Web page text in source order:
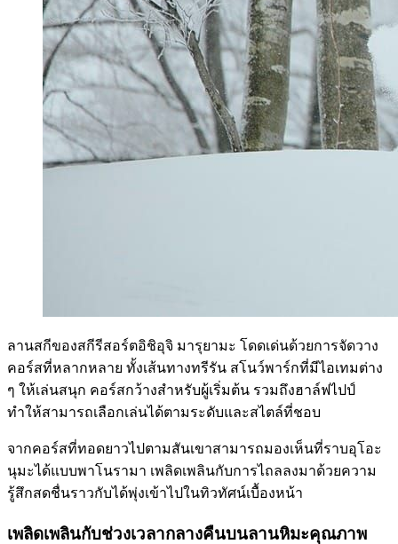
ลานสกีของสกีรีสอร์ตอิชิอุจิ มารุยามะ โดดเด่นด้วยการจัดวาง
คอร์สที่หลากหลาย ทั้งเส้นทางทรีรัน สโนว์พาร์กที่มีไอเทมต่าง
ๆ ให้เล่นสนุก คอร์สกว้างสำหรับผู้เริ่มต้น รวมถึงฮาล์ฟไปป์
ทำให้สามารถเลือกเล่นได้ตามระดับและสไตล์ที่ชอบ
จากคอร์สที่ทอดยาวไปตามสันเขาสามารถมองเห็นที่ราบอุโอะ
นุมะได้แบบพาโนรามา เพลิดเพลินกับการไถลลงมาด้วยความ
รู้สึกสดชื่นราวกับได้พุ่งเข้าไปในทิวทัศน์เบื้องหน้า
เพลิดเพลินกับช่วงเวลากลางคืนบนลานหิมะคุณภาพ